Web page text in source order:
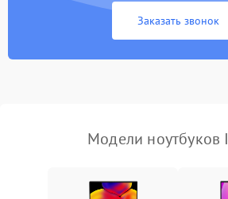
неисправности кулера
пропадание диска
оперативной памяти:
Заказать звонок
Модели ноутбуков